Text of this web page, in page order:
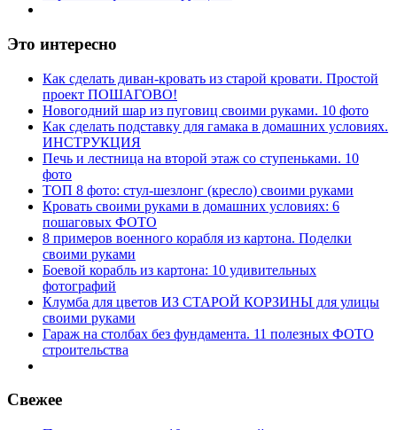
Это интересно
Как сделать диван-кровать из старой кровати. Простой
проект ПОШАГОВО!
Новогодний шар из пуговиц своими руками. 10 фото
Как сделать подставку для гамака в домашних условиях.
ИНСТРУКЦИЯ
Печь и лестница на второй этаж со ступеньками. 10
фото
ТОП 8 фото: стул-шезлонг (кресло) своими руками
Кровать своими руками в домашних условиях: 6
пошаговых ФОТО
8 примеров военного корабля из картона. Поделки
своими руками
Боевой корабль из картона: 10 удивительных
фотографий
Клумба для цветов ИЗ СТАРОЙ КОРЗИНЫ для улицы
своими руками
Гараж на столбах без фундамента. 11 полезных ФОТО
строительства
Свежее